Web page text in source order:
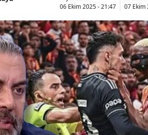
06 Ekim 2025 - 21:47
07 Ekim